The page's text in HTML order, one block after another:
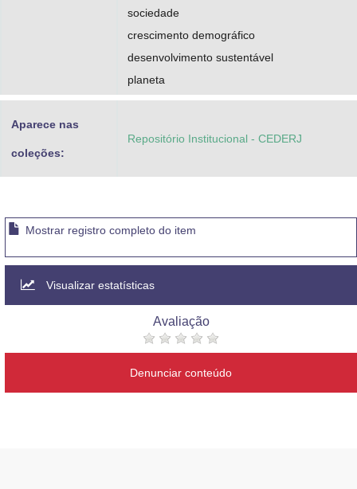
sociedade
crescimento demográfico
desenvolvimento sustentável
planeta
Aparece nas
coleções:
Repositório Institucional - CEDERJ
Mostrar registro completo do item
Visualizar estatísticas
Avaliação
Denunciar conteúdo